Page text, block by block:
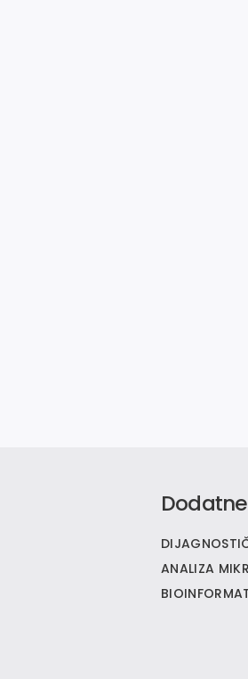
ANALIZA